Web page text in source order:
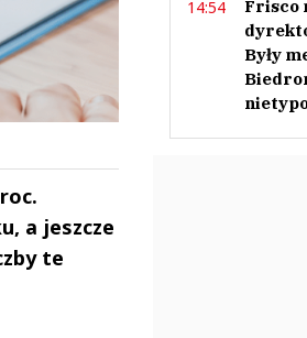
a jeszcze
te
14:54
Frisco
Były